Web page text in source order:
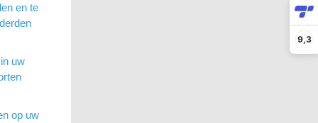
9,3
en te
uw
op uw